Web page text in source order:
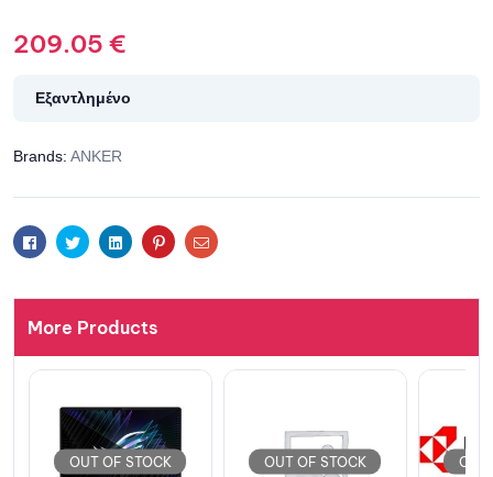
209.05 €
Εξαντλημένο
Brands: ANKER
FacebookTwitterLinkedinPinterestEmail
More Products
OUT OF STOCK OUT OF STOCK OUT